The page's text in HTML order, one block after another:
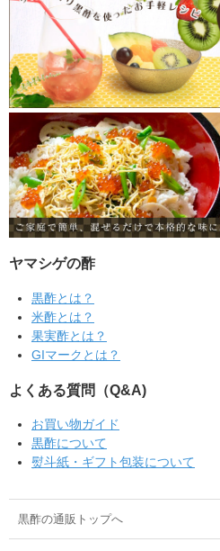
ヤマシゲの酢
黒酢とは？
米酢とは？
果実酢とは？
GIマークとは？
よくある質問（Q&A)
お買い物ガイド
黒酢について
熨斗紙・ギフト包装について
黒酢の通販トップへ